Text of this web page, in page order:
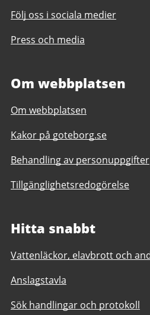
Följ oss i sociala medier
Press och media
Om webbplatsen
Om webbplatsen
Kakor på goteborg.se
Behandling av personuppgifter
Tillgänglighetsredogörelse
Hitta snabbt
Vattenläckor, elavbrott och
Anslagstavla
Sök handlingar och protokoll